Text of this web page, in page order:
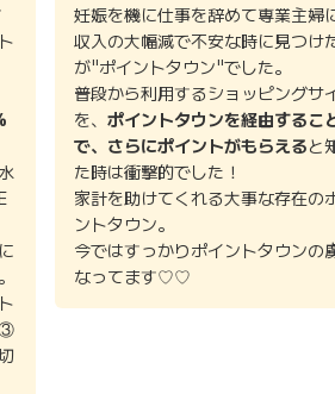
③
妊娠を機に仕事を辞めて専業主婦
収入の大幅減で不安な時に見つけ
が"ポイントタウン"でした。
普段から利用するショッピングサ
を、 ポイントタウンを経由するこ
で、さらにポイントがもらえると
た時は衝撃的でした！
家計を助けてくれる大事な存在の
ントタウン。
今ではすっかりポイントタウンの
なってます♡♡